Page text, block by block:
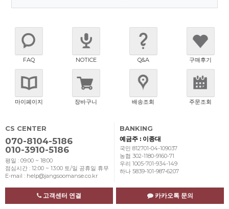
FAQ NOTICE Q&A 구매후기
마이페이지 장바구니 배송조회 주문조회
CS CENTER
070-8104-5186
010-3910-5186
평일 : 09:00 ~ 18:00
점심시간 : 12:00 ~ 13:00 토/일 공휴일 휴무
E-mail : help@jangsoomanse.co.kr
BANKING
예금주 : 이종대
국민 812701-04-109037
농협 302-1180-9160-71
우리 1005-701-934-149
하나 5839-101-987-6207
고객센터 연결 카카오톡 문의